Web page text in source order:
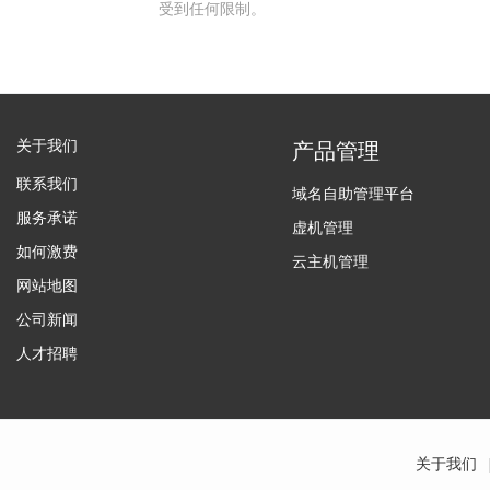
受到任何限制。
关于我们
联系我们
服务承诺
如何激费
网站地图
公司新闻
人才招聘
产品管理
域名自助管理平台
虚机管理
云主机管理
关于我们